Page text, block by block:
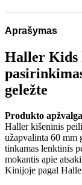
Aprašymas
Haller Kids
geležte
Produkto
Haller kišeninis
užapvalinta 60 mm
tinkamas lenktinis
mokantis apie
Kinijoje pagal